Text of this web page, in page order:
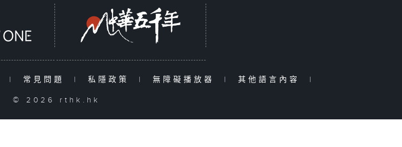
| 常見問題 | 私隱政策 | 無障礙播放器 | 其他語言內容 |
© 2026 rthk.hk